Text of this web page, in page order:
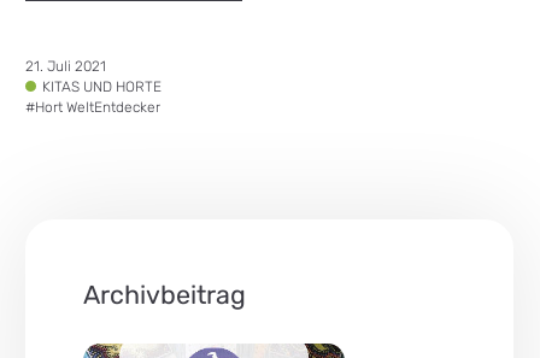
Datum:
21. Juli 2021
Tags:KITAS UND HORTE
#Hort WeltEntdecker
Archivbeitrag